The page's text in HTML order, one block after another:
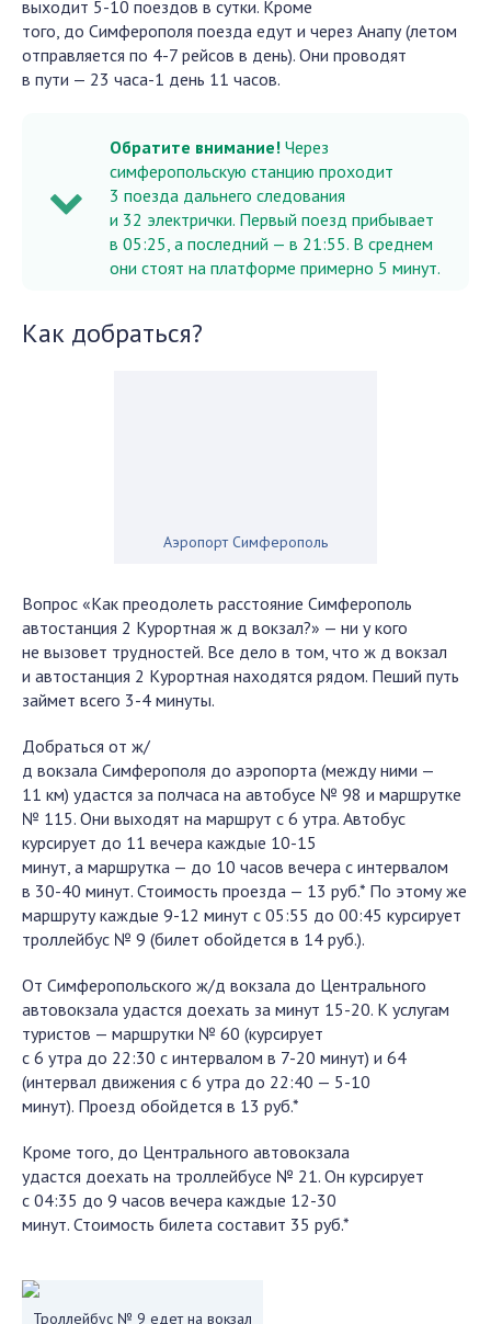
выходит 5-10 поездов в сутки. Кроме
того, до Симферополя поезда едут и через Анапу (летом
отправляется по 4-7 рейсов в день). Они проводят
в пути — 23 часа-1 день 11 часов.
Обратите внимание! Через
симферопольскую станцию проходит
3 поезда дальнего следования
и 32 электрички. Первый поезд прибывает
в 05:25, а последний — в 21:55. В среднем
они стоят на платформе примерно 5 минут.
Как добраться?
Аэропорт Симферополь
Вопрос «Как преодолеть расстояние Симферополь
автостанция 2 Курортная ж д вокзал?» — ни у кого
не вызовет трудностей. Все дело в том, что ж д вокзал
и автостанция 2 Курортная находятся рядом. Пеший путь
займет всего 3-4 минуты.
Добраться от ж/
д вокзала Симферополя до аэропорта (между ними —
11 км) удастся за полчаса на автобусе № 98 и маршрутке
№ 115. Они выходят на маршрут с 6 утра. Автобус
курсирует до 11 вечера каждые 10-15
минут, а маршрутка — до 10 часов вечера с интервалом
в 30-40 минут. Стоимость проезда — 13 руб.* По этому же
маршруту каждые 9-12 минут с 05:55 до 00:45 курсирует
троллейбус № 9 (билет обойдется в 14 руб.).
От Симферопольского ж/д вокзала до Центрального
автовокзала удастся доехать за минут 15-20. К услугам
туристов — маршрутки № 60 (курсирует
с 6 утра до 22:30 с интервалом в 7-20 минут) и 64
(интервал движения с 6 утра до 22:40 — 5-10
минут). Проезд обойдется в 13 руб.*
Кроме того, до Центрального автовокзала
удастся доехать на троллейбусе № 21. Он курсирует
с 04:35 до 9 часов вечера каждые 12-30
минут. Стоимость билета составит 35 руб.*
Троллейбус № 9 едет на вокзал